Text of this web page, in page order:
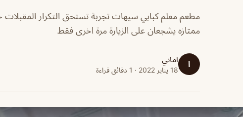
مطعم معلم كبابي سيهات تجربة تستحق التكرار المقبلات
ممتازه يشجعان على الزيارة مرة اخرى فقط
ا اماني
18 يناير 2022 · 1 دقائق قراءة